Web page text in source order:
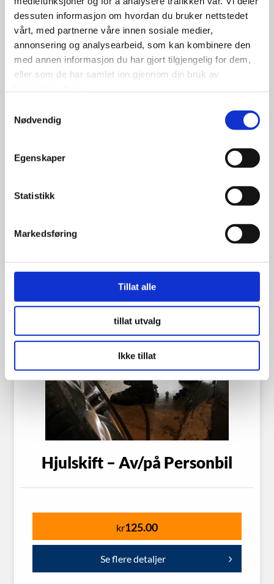
dessuten informasjon om hvordan du bruker nettstedet
vårt, med partnerne våre innen sosiale medier,
annonsering og analysearbeid, som kan kombinere den
med annen informasjon du har gjort tilgjengelig for dem,
eller som de har samlet inn gjennom din bruk av
Nødvendig
Egenskaper
Statistikk
Markedsføring
Tillat alle
tillat utvalg
Ikke tillat
BFGoodrich All Terrain KO
Hjulskift – Av/på Personbil
kr125.00
Se flere detaljer